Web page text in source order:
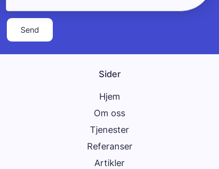
Sider
Hjem
Om oss
Tjenester
Referanser
Artikler